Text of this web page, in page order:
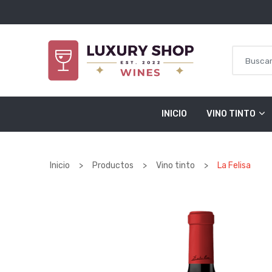
INICIO VINO TINTO
Inicio > Productos > Vino tinto > La Felisa